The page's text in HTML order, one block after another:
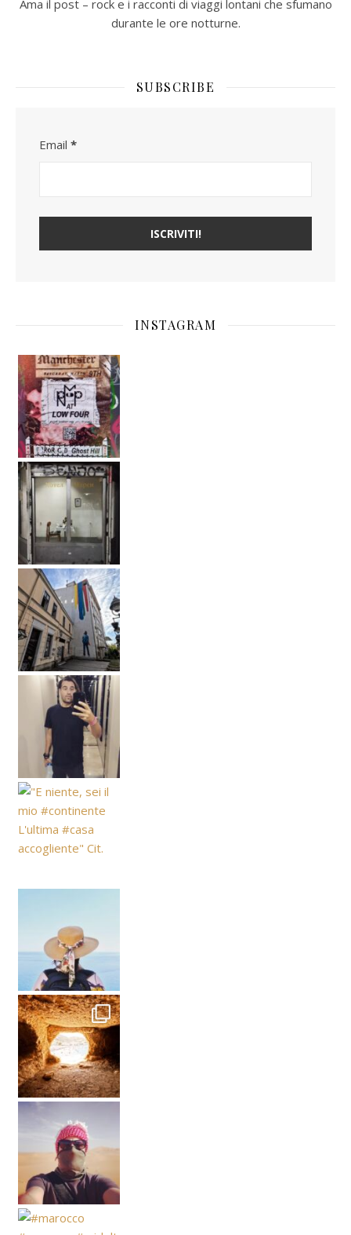
Ama il post – rock e i racconti di viaggi lontani che sfumano
durante le ore notturne.​
SUBSCRIBE
Email *
INSTAGRAM